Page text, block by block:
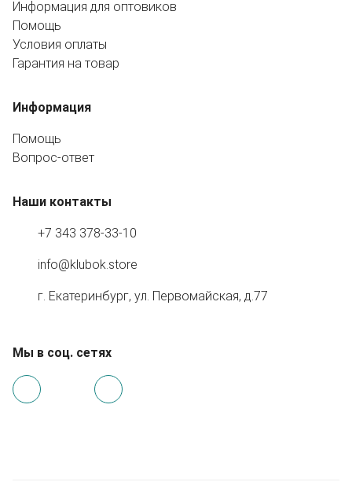
Информация для оптовиков
Помощь
Условия оплаты
Гарантия на товар
Информация
Помощь
Вопрос-ответ
Наши контакты
+7 343 378-33-10
info@klubok.store
г. Екатеринбург, ул. Первомайская, д.77
Мы в соц. сетях